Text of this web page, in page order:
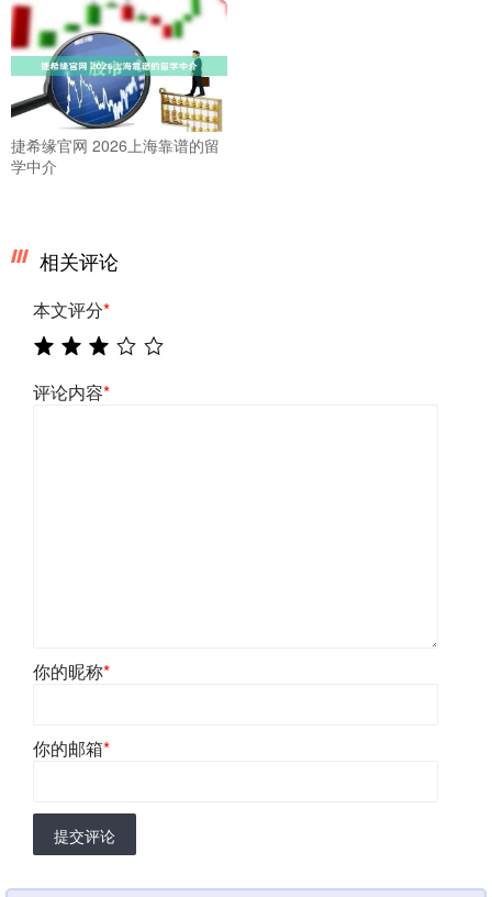
捷希缘官网 2026上海靠谱的留
学中介
相关评论
本文评分*
评论内容*
你的昵称*
你的邮箱*
提交评论